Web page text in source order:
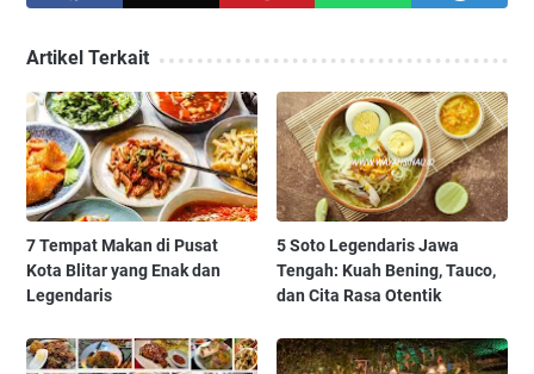
Artikel Terkait
7 Tempat Makan di Pusat
Kota Blitar yang Enak dan
Legendaris
5 Soto Legendaris Jawa
Tengah: Kuah Bening, Tauco,
dan Cita Rasa Otentik